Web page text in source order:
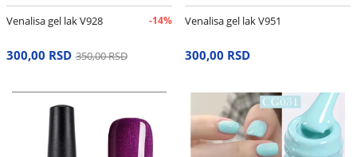
Venalisa gel lak V928 -14%
300,00 RSD 350,00 RSD
Venalisa gel lak V951
300,00 RSD